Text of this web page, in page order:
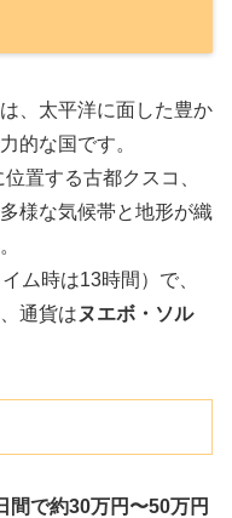
、太平洋に面した豊か
的な国です。
置する古都クスコ、
様な気候帯と地形が織
ム時は13時間）で、
通貨は ヌエボ・ソル
間で約30万円〜50万円